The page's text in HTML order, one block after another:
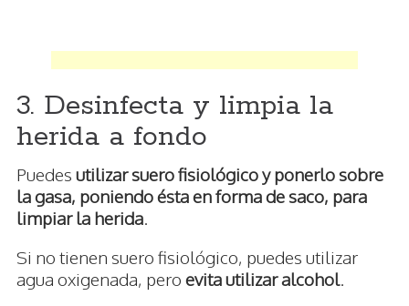
3. Desinfecta y limpia la
herida a fondo
Puedes utilizar suero fisiológico y ponerlo sobre
la gasa, poniendo ésta en forma de saco, para
limpiar la herida.
Si no tienen suero fisiológico, puedes utilizar
agua oxigenada, pero evita utilizar alcohol.